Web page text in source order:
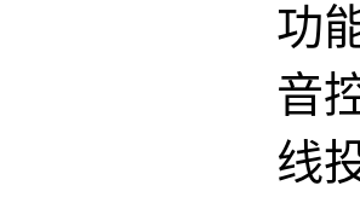
功
音
线